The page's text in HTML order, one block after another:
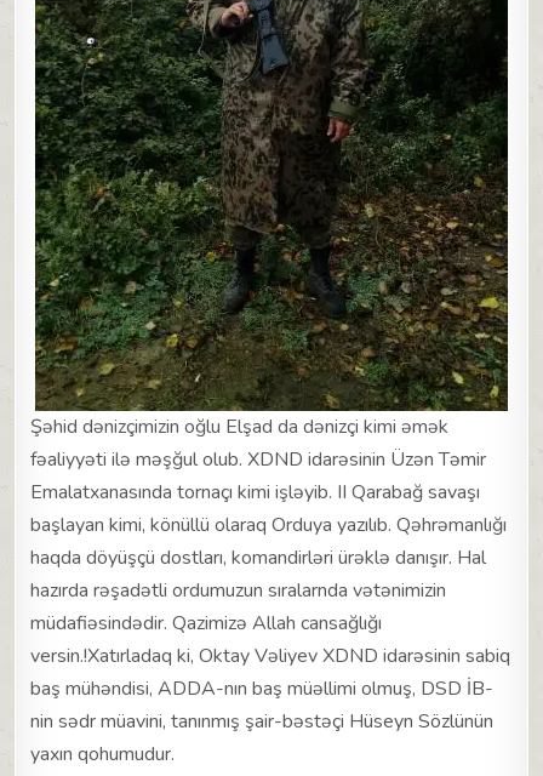
Şəhid dənizçimizin oğlu Elşad da dənizçi kimi əmək
fəaliyyəti ilə məşğul olub. XDND idarəsinin Üzən Təmir
Emalatxanasında tornaçı kimi işləyib. II Qarabağ savaşı
başlayan kimi, könüllü olaraq Orduya yazılıb. Qəhrəmanlığı
haqda döyüşçü dostları, komandirləri ürəklə danışır. Hal
hazırda rəşadətli ordumuzun sıralarnda vətənimizin
müdafiəsindədir. Qazimizə Allah cansağlığı
versin.!Xatırladaq ki, Oktay Vəliyev XDND idarəsinin sabiq
baş mühəndisi, ADDA-nın baş müəllimi olmuş, DSD İB-
nin sədr müavini, tanınmış şair-bəstəçi Hüseyn Sözlünün
yaxın qohumudur.